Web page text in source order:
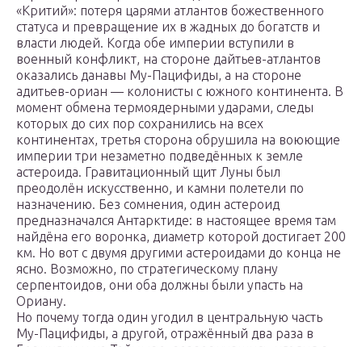
«Критий»: потеря царями атлантов божественного
статуса и превращение их в жадных до богатств и
власти людей. Когда обе империи вступили в
военный конфликт, на стороне дайтьев-атлантов
оказались данавы Му-Пацифиды, а на стороне
адитьев-ориан — колонисты с южного континента. В
момент обмена термоядерными ударами, следы
которых до сих пор сохранились на всех
континентах, третья сторона обрушила на воюющие
империи три незаметно подведённых к земле
астероида. Гравитационный щит Луны был
преодолён искусственно, и камни полетели по
назначению. Без сомнения, один астероид
предназначался Антарктиде: в настоящее время там
найдёна его воронка, диаметр которой достигает 200
км. Но вот с двумя другими астероидами до конца не
ясно. Возможно, по стратегическому плану
серпентоидов, они оба должны были упасть на
Ориану.
Но почему тогда один угодил в центральную часть
Му-Пацифиды, а другой, отражённый два раза в